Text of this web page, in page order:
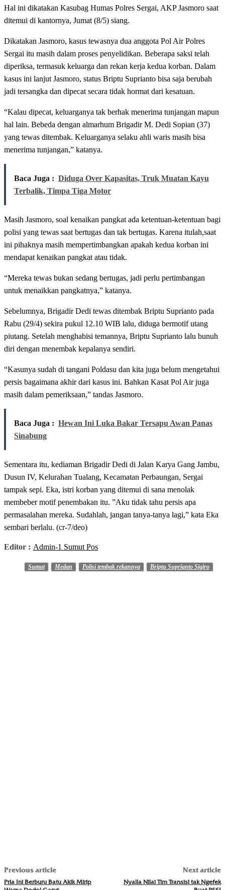
Hal ini dikatakan Kasubag Humas Polres Sergai, AKP Jasmoro saat
ditemui di kantornya, Jumat (8/5) siang.
Dikatakan Jasmoro, kasus tewasnya dua anggota Pol Air Polres
Sergai itu masih dalam proses penyelidikan. Beberapa saksi telah
diperiksa, termasuk keluarga dan rekan kerja kedua korban. Dalam
kasus ini lanjut Jasmoro, status Briptu Suprianto bisa saja berubah
jadi tersangka dan dipecat secara tidak hormat dari kesatuan.
“Kalau dipecat, keluarganya tak berhak menerima tunjangan mapun
hal lain. Bebeda dengan almarhum Brigadir M. Dedi Sopian (37)
yang tewas ditembak. Keluarganya selaku ahli waris masih bisa
menerima tunjangan,” katanya.
Baca Juga : Diduga Over Kapasitas, Truk Muatan Kayu
Terbalik, Timpa Tiga Motor
Masih Jasmoro, soal kenaikan pangkat ada ketentuan-ketentuan bagi
polisi yang tewas saat bertugas dan tak bertugas. Karena itulah,saat
ini pihaknya masih mempertimbangkan apakah kedua korban ini
mendapat kenaikan pangkat atau tidak.
“Mereka tewas bukan sedang bertugas, jadi perlu pertimbangan
untuk menaikkan pangkatnya,” katanya.
Sebelumnya, Brigadir Dedi tewas ditembak Briptu Suprianto pada
Rabu (29/4) sekira pukul 12.10 WIB lalu, diduga bermotif utang
piutang. Setelah menghabisi temannya, Briptu Suprianto lalu bunuh
diri dengan menembak kepalanya sendiri.
“Kasunya sudah di tangani Poldasu dan kita juga belum mengetahui
persis bagaimana akhir dari kasus ini. Bahkan Kasat Pol Air juga
masih dalam pemeriksaan,” tandas Jasmoro.
Baca Juga : Hewan Ini Luka Bakar Tersapu Awan Panas
Sinabung
Sementara itu, kediaman Brigadir Dedi di Jalan Karya Gang Jambu,
Dusun IV, Kelurahan Tualang, Kecamatan Perbaungan, Sergai
tampak sepi. Eka, istri korban yang ditemui di sana menolak
membeber motif penembakan itu. ”Aku tidak tahu persis apa
permasalahan mereka. Sudahlah, jangan tanya-tanya lagi,” kata Eka
sembari berlalu. (cr-7/deo)
Editor : Admin-1 Sumut Pos
Sumut Medan Polisi tembak rekannya Briptu Suprianto Sigiro
Previous article
Pria Ini Berburu Batu Akik Mirip
Next article
Nyalla Nilai Tim Transisi tak Ngefek